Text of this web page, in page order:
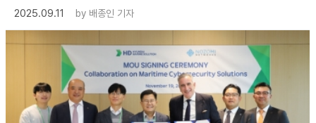
2025.09.11
by 배종인 기자